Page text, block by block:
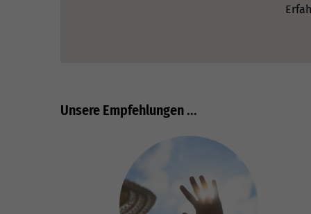
Unsere Empfehlungen ...